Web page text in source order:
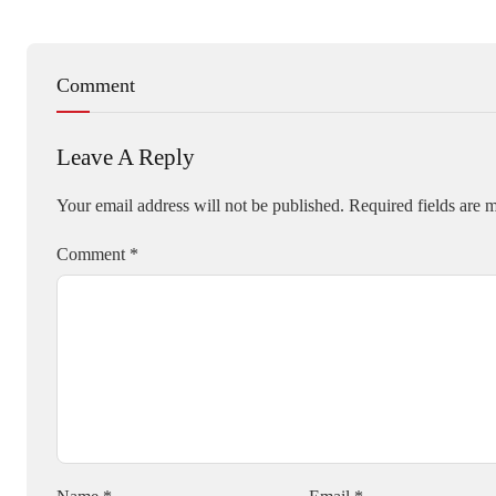
Comment
Leave A Reply
Your email address will not be published. Required fields are
Comment *